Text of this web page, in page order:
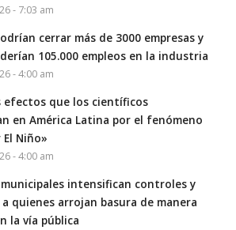
- 7:03 am
cerrar más de 3000 empresas y
105.000 empleos en la industria
- 4:00 am
efectos que los científicos
en América Latina por el fenómeno
El Niño»
- 4:00 am
intensifican controles y
quienes arrojan basura de manera
la vía pública